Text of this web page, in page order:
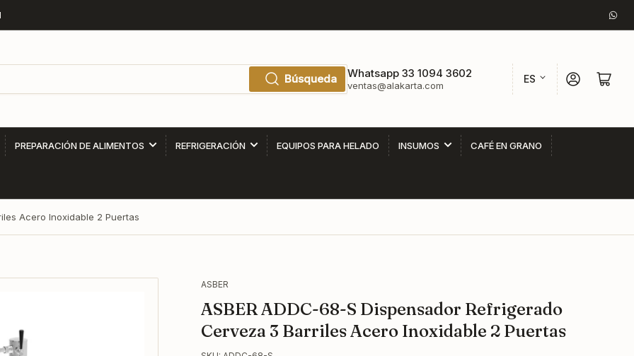
Búsqueda Whatsapp 33 1094 3602
ventas@alakarta.com
I
o
ES Iniciar sesiónAbrir cesta
PREPARACIÓN DE ALIMENTOS REFRIGERACIÓN EQUIPOS PARA HELADO INSUMOS CAFÉ EN GRANO
Acero Inoxidable 2 Puertas
ASBER
ASBER ADDC-68-S Dispensador Refrigerado
Cerveza 3 Barriles Acero Inoxidable 2 Puertas